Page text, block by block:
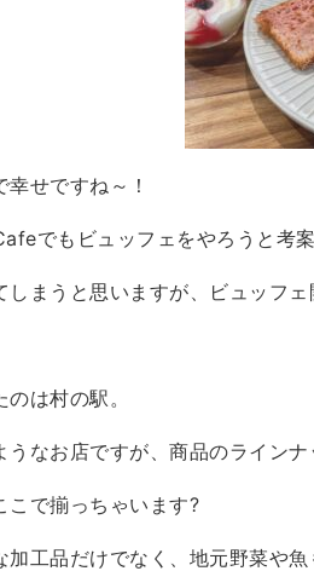
せですね～！
でもビュッフェをやろうと考
しまうと思いますが、ビュッフ
は村の駅。
うなお店ですが、商品のラインナ
こで揃っちゃいます?
加工品だけでなく、地元野菜や